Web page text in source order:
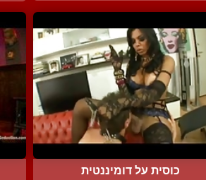
כוסית על דומיננטית